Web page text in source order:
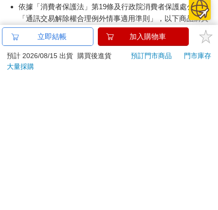
依據「消費者保護法」第19條及行政院消費者保護處公告之
「通訊交易解除權合理例外情事適用準則」，以下商品購買
後，除商品本身有瑕疵外，將不提供7天的猶豫期：
易於腐敗、保存期限較短或解約時即將逾期。（如：生
鮮食品）
依消費者要求所為之客製化給付。（客製化商品）
立即結帳 加入購物車
預計 2026/08/15 出貨 購買後進貨 預訂門市商品
門市庫存
大量採購